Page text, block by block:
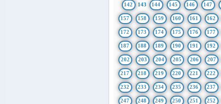
142 143 144 145 146 147
157 158 159 160 161 162
172 173 174 175 176 177
187 188 189 190 191 192
202 203 204 205 206 207
217 218 219 220 221 222
232 233 234 235 236 237
247 248 249 250 251 252